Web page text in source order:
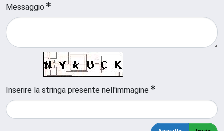
Messaggio
Inserire la stringa presente nell'immagine